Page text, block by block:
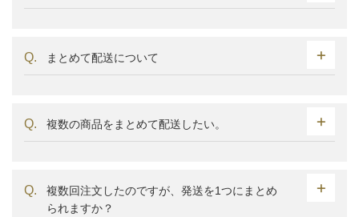
まとめて配送について
複数の商品をまとめて配送したい。
複数回注文したのですが、発送を1つにまとめ
られますか？